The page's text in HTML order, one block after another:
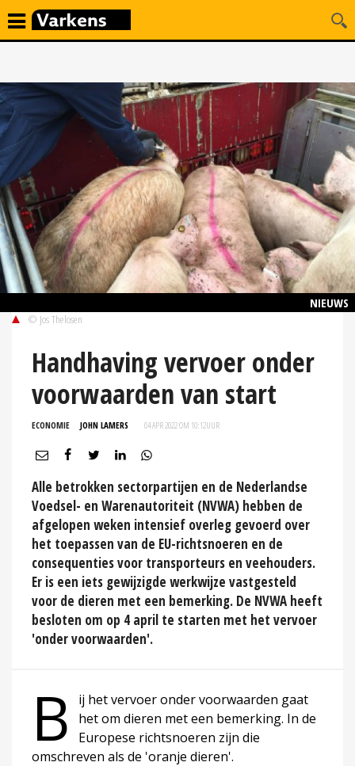
NIEUWS
© Jos Thelosen
Handhaving vervoer onder
voorwaarden van start
ECONOMIE JOHN LAMERS 04 APR 2022 OM 10:12UUR
Alle betrokken sectorpartijen en de Nederlandse
Voedsel- en Warenautoriteit (NVWA) hebben de
afgelopen weken intensief overleg gevoerd over
het toepassen van de EU-richtsnoeren en de
consequenties voor transporteurs en veehouders.
Er is een iets gewijzigde werkwijze vastgesteld
voor de dieren met een bemerking. De NVWA heeft
besloten om op 4 april te starten met het vervoer
'onder voorwaarden'.
B
ij het vervoer onder voorwaarden gaat
het om dieren met een bemerking. In de
Europese richtsnoeren zijn die
omschreven als de 'oranje dieren'.